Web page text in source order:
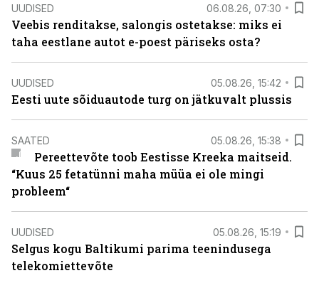
UUDISED 06.08.26, 07:30
Veebis renditakse, salongis ostetakse: miks ei
taha eestlane autot e-poest päriseks osta?
UUDISED 05.08.26, 15:42
Eesti uute sõiduautode turg on jätkuvalt plussis
SAATED 05.08.26, 15:38
Pereettevõte toob Eestisse Kreeka maitseid.
“Kuus 25 fetatünni maha müüa ei ole mingi
probleem“
UUDISED 05.08.26, 15:19
Selgus kogu Baltikumi parima teenindusega
telekomiettevõte